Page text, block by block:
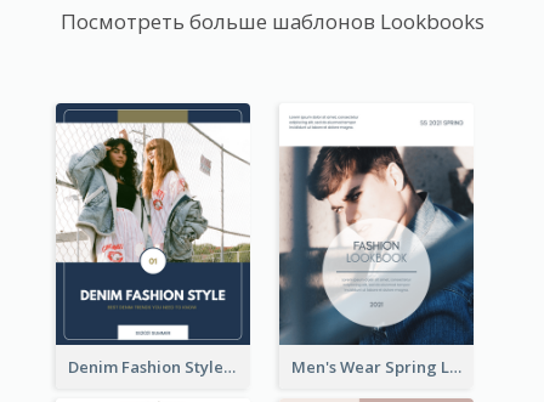
Посмотреть больше шаблонов Lookbooks
Denim Fashion Style Lookbook Men's Wear Spring Lookbook